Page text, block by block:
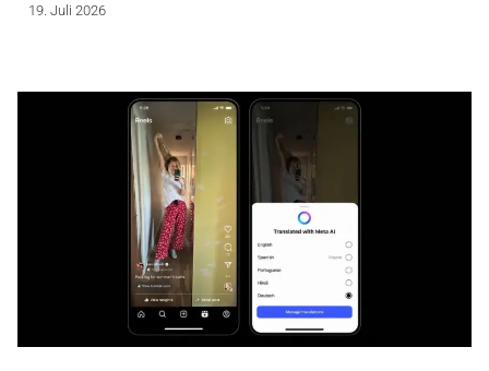
19. Juli 2026